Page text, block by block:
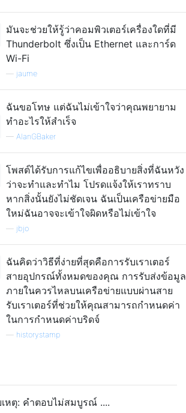
มันจะช่วยให้รู้ว่าคอมพิวเตอร์เครื่องใดที่มี
Thunderbolt ซึ่งเป็น Ethernet และการ์ด
Wi-Fi
jaume
ฉันขอโทษ แต่ฉันไม่เข้าใจว่าคุณพยายาม
ทำอะไรให้สำเร็จ
— AlanGBaker
โพสต์ได้รับการแก้ไขเพื่ออธิบายสิ่งที่ฉันหวัง
ว่าจะทำและทำไม โปรดแจ้งให้เราทราบ
หากสิ่งนั้นยังไม่ชัดเจน ฉันเป็นเครือข่ายมือ
ใหม่ฉันอาจจะเข้าใจผิดหรือไม่เข้าใจ
jbjo
ฉันคิดว่าวิธีที่ง่ายที่สุดคือการรับเราเตอร์
สายอุปกรณ์ทั้งหมดของคุณ การรับส่งข้อมูล
ภายในควรไหลบนเครือข่ายแบบผ่านสาย
รับเราเตอร์ที่ช่วยให้คุณสามารถกำหนดค่า
ในการกำหนดค่าบริดจ์
historystamp
หตุ: คำตอบไม่สมบูรณ์ ....